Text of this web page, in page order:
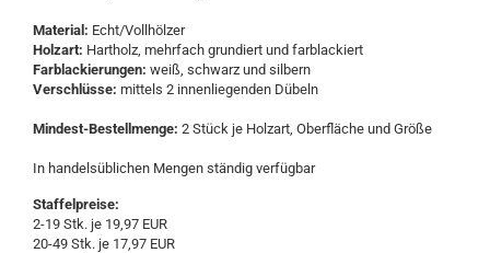
Ma­te­ri­al: Echt/Voll­höl­zer
Holz­art: Hart­holz, mehr­fach grun­diert und farb­la­ckiert
Farb­la­ckie­run­gen: weiß, schwarz und sil­bern
Ver­schlüs­se: mit­tels 2 in­nen­lie­gen­den Dü­beln
Mindest-​Bestellmenge: 2 Stück je Holz­art, Ober­flä­che und Größe
In han­dels­üb­li­chen Men­gen stän­dig ver­füg­bar
Staffelpreise:
2-19 Stk. je 19,97 EUR
20-49 Stk. je 17,97 EUR